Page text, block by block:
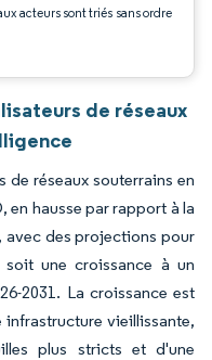
acteurs sont triés sans ordre
de réseaux
de réseaux souterrains en
en hausse par rapport à la
avec des projections pour
une croissance à un
2031. La croissance est
vieillissante,
plus stricts et d'une